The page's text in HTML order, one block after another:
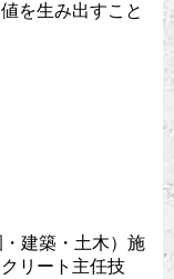
を生み出すこと
建築・土木）施
リート主任技